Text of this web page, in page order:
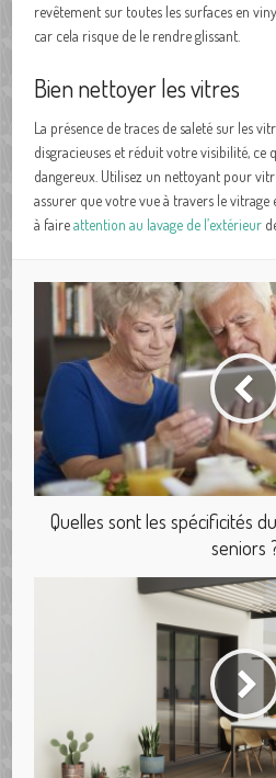
revêtement sur toutes les surfaces en
car cela risque de le rendre glissant.
Bien nettoyer les vitres
La présence de traces de saleté sur les
disgracieuses et réduit votre visibilité,
dangereux. Utilisez un nettoyant pour
assurer que votre vue à travers le vitrage
à faireattention au lavage de l’extérieur
Quelles sont les spécificités
seniors